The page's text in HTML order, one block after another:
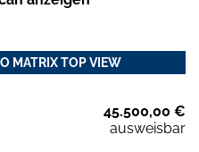
MATRIX TOP VIEW
45.500,00 €
ausweisbar